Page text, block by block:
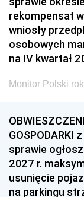
rekompensat
wniosły
osobowych
na IV kwartał
Monitor Polski
GOSPODARKI
sprawie
2027 r.
usunięcie
na parkingu